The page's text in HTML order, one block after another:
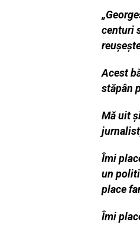
centuri
Acest
stăpân
Mă uit
Îmi
un
place
Îmi